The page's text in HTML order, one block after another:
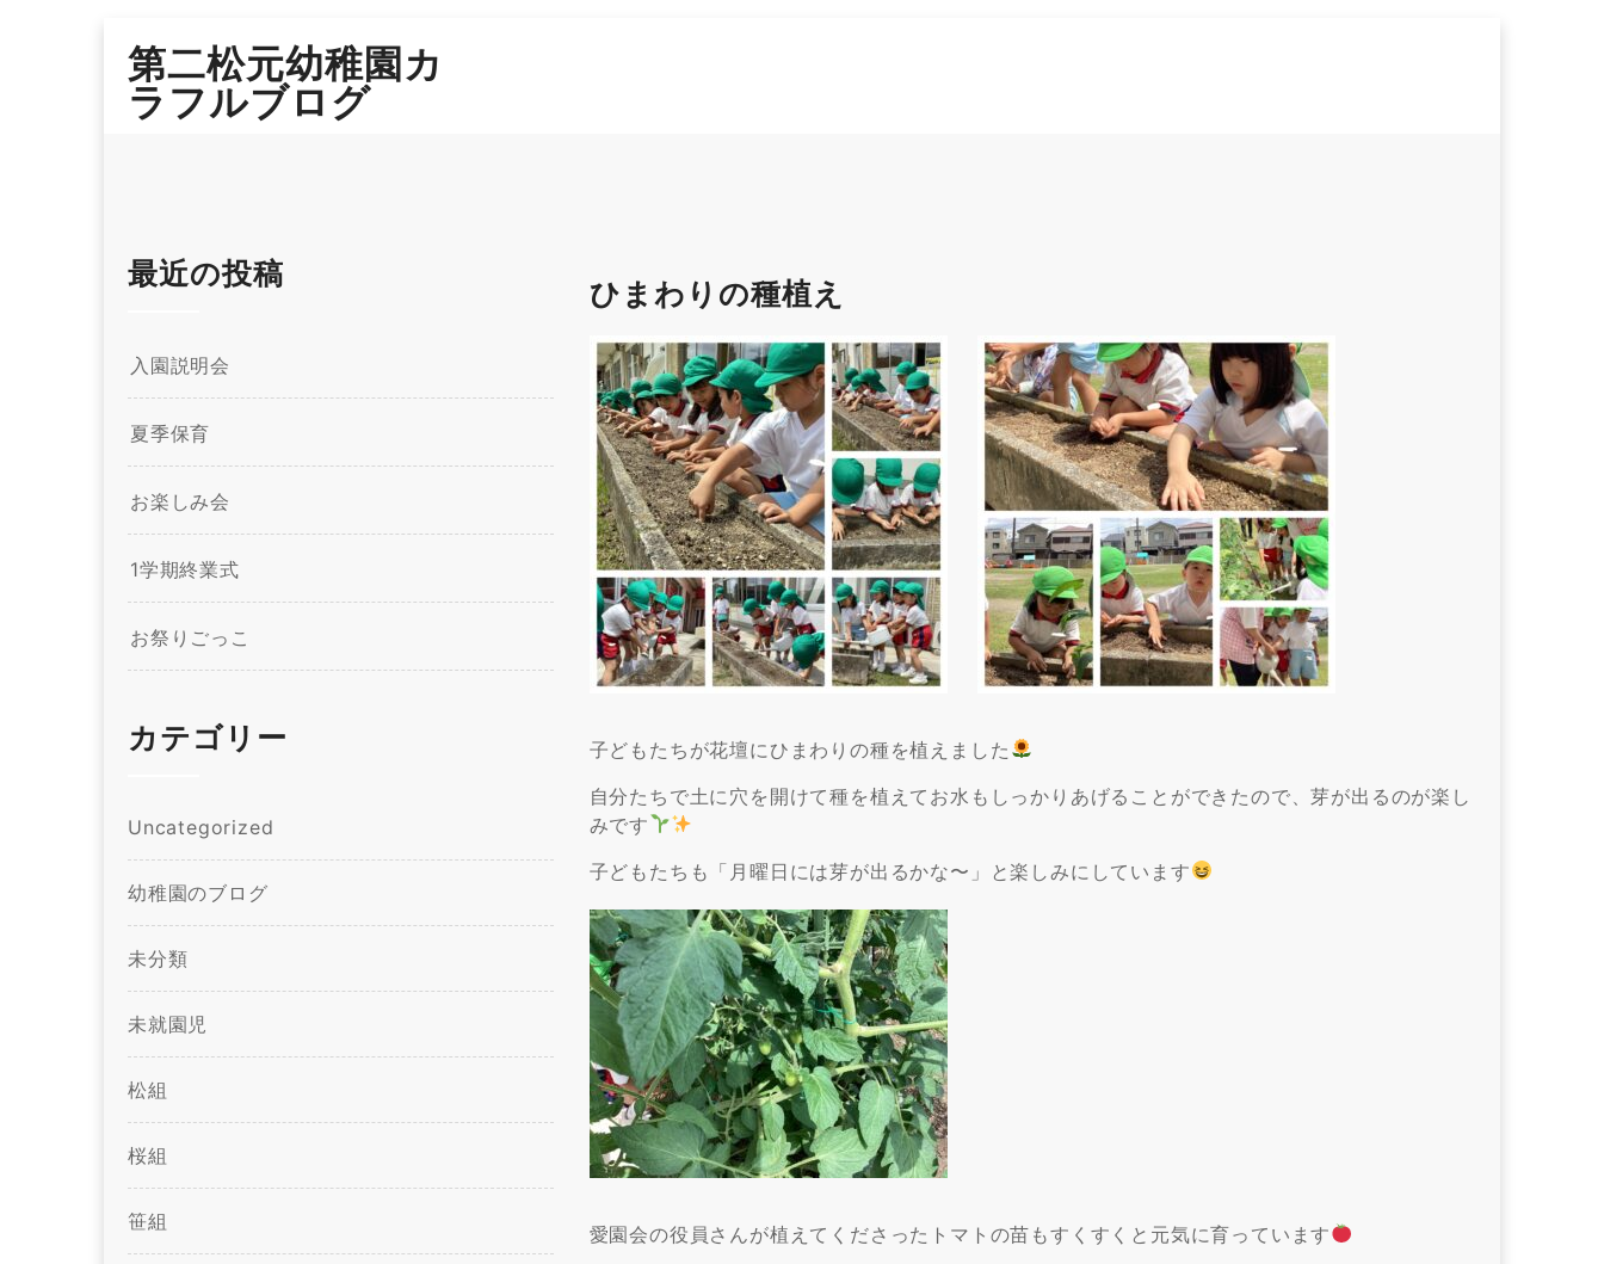
content
第二松元幼稚園カ
ラフルブログ
ひまわりの種植え
子どもたちが花壇にひまわりの種を植えました
自分たちで土に穴を開けて種を植えてお水もしっかりあげることができたので、芽が出るのが楽し
みです
子どもたちも「月曜日には芽が出るかな〜」と楽しみにしています
愛園会の役員さんが植えてくださったトマトの苗もすくすくと元気に育っています
最近の投稿
入園説明会
夏季保育
お楽しみ会
1学期終業式
お祭りごっこ
カテゴリー
Uncategorized
幼稚園のブログ
未分類
未就園児
松組
桜組
笹組